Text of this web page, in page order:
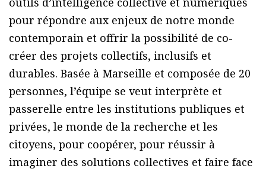
pour répondre aux enjeux de notre monde
contemporain et offrir la possibilité de co-
créer des projets collectifs, inclusifs et
durables. Basée à Marseille et composée de 20
personnes, l’équipe se veut interprète et
passerelle entre les institutions publiques et
privées, le monde de la recherche et les
citoyens, pour coopérer, pour réussir à
imaginer des solutions collectives et faire face